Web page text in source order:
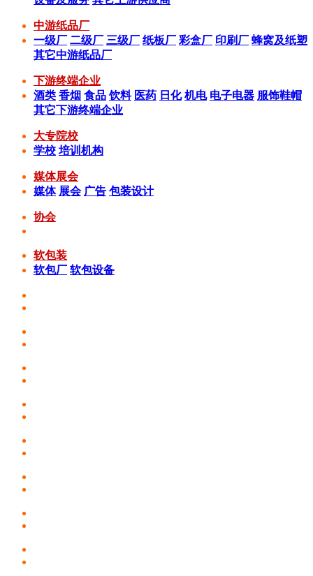
中游纸品厂
一级厂 二级厂 三级厂 纸板厂 彩盒厂 印刷厂 蜂窝及纸塑
其它中游纸品厂
下游终端企业
酒类 香烟 食品 饮料 医药 日化 机电 电子电器 服饰鞋帽
其它下游终端企业
大专院校
学校 培训机构
媒体展会
媒体 展会 广告 包装设计
协会
软包装
软包厂 软包设备